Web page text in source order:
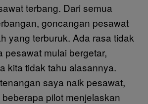
terbang. Dari semua
goncangan pesawat
yang terburuk. Ada rasa tidak
pesawat mulai bergetar,
kita tidak tahu alasannya.
saya naik pesawat,
pilot menjelaskan